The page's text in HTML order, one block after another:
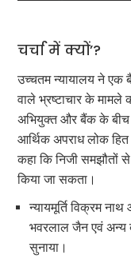
चर्चा में क्यों’?
उच्चतम न्यायालय ने
वाले भ्रष्टाचार के
अभियुक्त और बैंक के बीच
आर्थिक अपराध लोक
कहा कि निजी समझौतों
किया जा सकता।
न्यायमूर्ति विक्रम
भवरलाल जैन एवं अन्य
सुनाया।